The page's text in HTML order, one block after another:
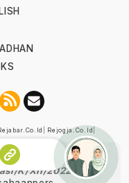
Rejogja.co.id
Dewan Pers
K/XII/2022